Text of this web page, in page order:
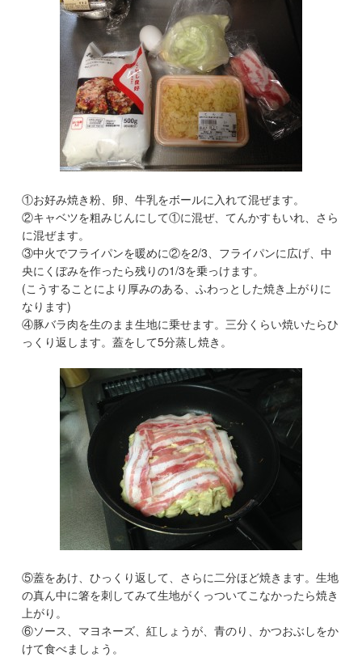
①お好み焼き粉、卵、牛乳をボールに入れて混ぜます。
②キャベツを粗みじんにして①に混ぜ、てんかすもいれ、さら
に混ぜます。
③中火でフライパンを暖めに②を2/3、フライパンに広げ、中
央にくぼみを作ったら残りの1/3を乗っけます。
(こうすることにより厚みのある、ふわっとした焼き上がりに
なります)
④豚バラ肉を生のまま生地に乗せます。三分くらい焼いたらひ
っくり返します。蓋をして5分蒸し焼き。
⑤蓋をあけ、ひっくり返して、さらに二分ほど焼きます。生地
の真ん中に箸を刺してみて生地がくっついてこなかったら焼き
上がり。
⑥ソース、マヨネーズ、紅しょうが、青のり、かつおぶしをか
けて食べましょう。